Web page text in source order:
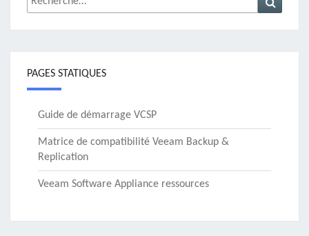
PAGES STATIQUES
Guide de démarrage VCSP
Matrice de compatibilité Veeam Backup &
Replication
Veeam Software Appliance ressources